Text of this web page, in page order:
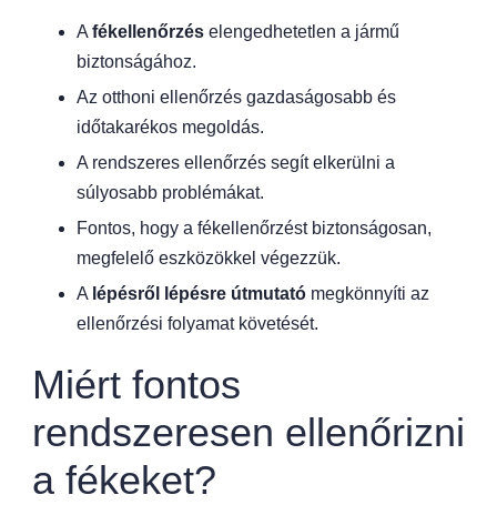
Afékellenőrzés elengedhetetlen a jármű
biztonságához.
Az otthoni ellenőrzés gazdaságosabb és
időtakarékos megoldás.
A rendszeres ellenőrzés segít elkerülni a
súlyosabb problémákat.
Fontos, hogy a fékellenőrzést biztonságosan,
megfelelő eszközökkel végezzük.
A lépésről lépésre útmutató megkönnyíti az
ellenőrzési folyamat követését.
Miért fontos
rendszeresen ellenőrizni
a fékeket?